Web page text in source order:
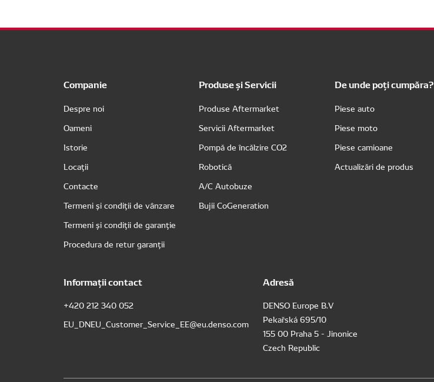
Companie
Despre noi
Oameni
Istorie
Locații
Contacte
Termeni și condiții de vânzare
Termeni și condiții de garanție
Procedura de retur garanții
Produse și Servicii
Produse Aftermarket
Servicii Aftermarket
Pompă de încălzire CO2
Robotică
A/C Autobuze
Bujii CoGeneration
De unde poți cumpăra?
Piese auto
Piese moto
Piese camioane
Actualizări de produs
Informații contact
+420 212 340 052
EU_DNEU_Customer_Service_EE@eu.denso.com
Adresă
DENSO Europe B.V
Pekařská 695/10
155 00 Praha 5 - Jinonice
Czech Republic